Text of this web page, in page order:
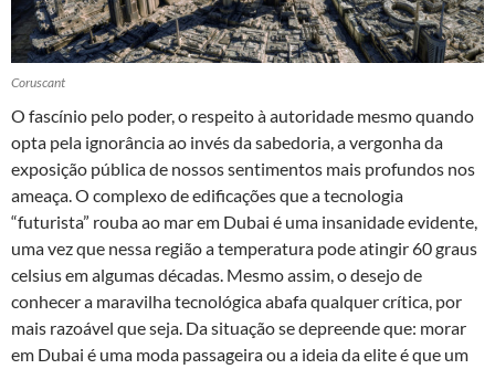
Coruscant
O fascínio pelo poder, o respeito à autoridade mesmo quando
opta pela ignorância ao invés da sabedoria, a vergonha da
exposição pública de nossos sentimentos mais profundos nos
ameaça. O complexo de edificações que a tecnologia
“futurista” rouba ao mar em Dubai é uma insanidade evidente,
uma vez que nessa região a temperatura pode atingir 60 graus
celsius em algumas décadas. Mesmo assim, o desejo de
conhecer a maravilha tecnológica abafa qualquer crítica, por
mais razoável que seja. Da situação se depreende que: morar
em Dubai é uma moda passageira ou a ideia da elite é que um